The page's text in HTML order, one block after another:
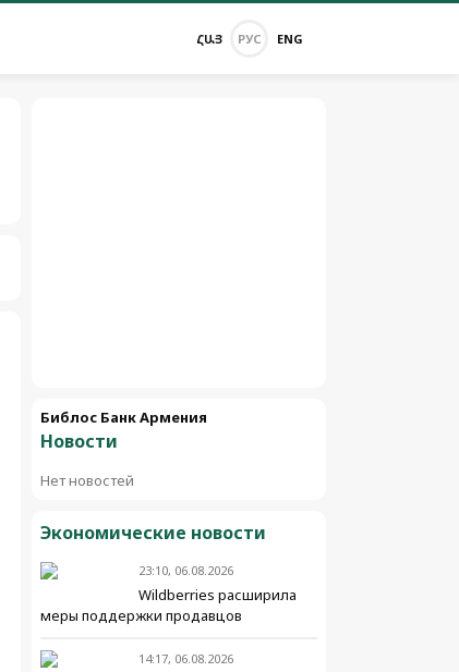
ՀԱՅ РУС ENG
Библос Банк Армения
Новости
Нет новостей
Экономические новости
23:10, 06.08.2026
Wildberries расширила
меры поддержки продавцов
14:17, 06.08.2026